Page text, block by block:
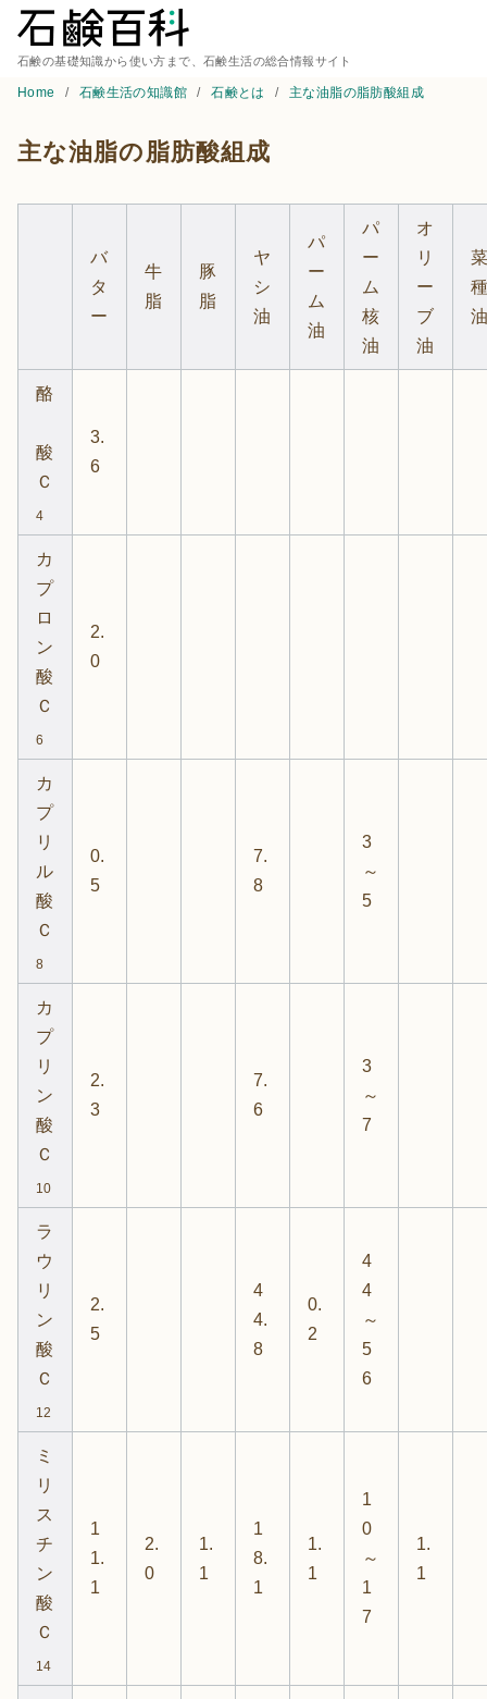
石鹸の基礎知識から使い方まで、石鹸生活の総合情報サイト
Home 石鹸生活の知識館 石鹸とは 主な油脂の脂肪酸組成
主な油脂の脂肪酸組成
バ
タ
ー
牛
脂
豚
脂
ヤ
シ
油
パ
ー
ム
油
パ
ー
ム
核
油
オ
リ
ー
ブ
油
酪
酸
Ｃ
4
3.
6
カ
プ
ロ
ン
酸
Ｃ
6
2.
0
カ
プ
リ
ル
酸
Ｃ
8
0.
5
7.
8
3
～
5
カ
プ
リ
ン
酸
Ｃ
10
2.
3
7.
6
3
～
7
ラ
ウ
リ
ン
酸
Ｃ
12
2.
5
4
4.
8
0.
2
4
4
～
5
6
ミ
リ
ス
チ
ン
酸
Ｃ
14
1
1.
1
2.
0
1.
1
1
8.
1
1.
1
1
0
～
1
7
1.
1